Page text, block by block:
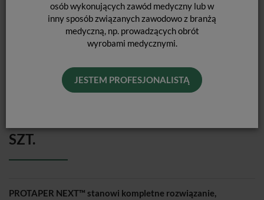
osób wykonujących zawód medyczny lub w
inny sposób związanych zawodowo z branżą
medyczną, np. prowadzących obrót
wyrobami medycznymi.
JESTEM PROFESJONALISTĄ
SZT.
PROTAPER NEXT™ stanowi kompletne rozwiązanie,